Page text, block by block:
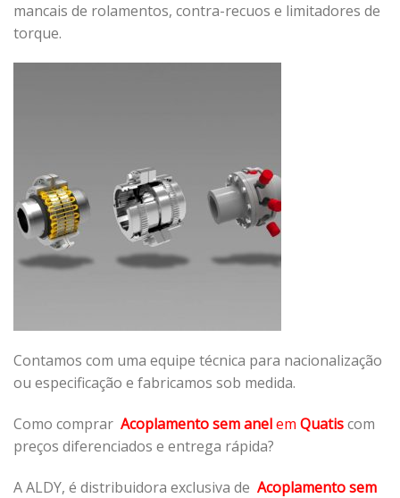
mancais de rolamentos, contra-recuos e limitadores de
torque.
Contamos com uma equipe técnica para nacionalização
ou especificação e fabricamos sob medida.
Como comprar Acoplamento sem anelem Quatiscom
preços diferenciados e entrega rápida?
A ALDY, é distribuidora exclusiva de Acoplamento sem